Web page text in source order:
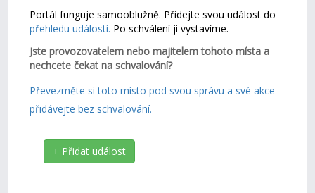
Portál funguje samooblužně. Přidejte svou událost do
přehledu událostí. Po schválení ji vystavíme.
Jste provozovatelem nebo majitelem tohoto místa a
nechcete čekat na schvalování?
Převezměte si toto místo pod svou správu a své akce
přidávejte bez schvalování.
+ Přidat událost